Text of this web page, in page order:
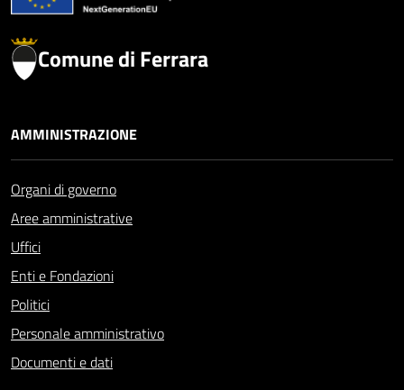
Comune di Ferrara
AMMINISTRAZIONE
Organi di governo
Aree amministrative
Uffici
Enti e Fondazioni
Politici
Personale amministrativo
Documenti e dati